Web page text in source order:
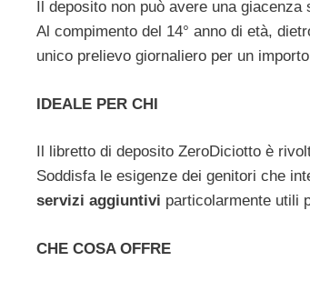
Il deposito non può avere una
Al compimento del 14° anno di età,
unico prelievo giornaliero per un
IDEALE PER CHI
Il libretto di deposito ZeroDiciotto è
Soddisfa le esigenze dei genitori che
servizi aggiuntivi particolarmente utili
CHE COSA OFFRE